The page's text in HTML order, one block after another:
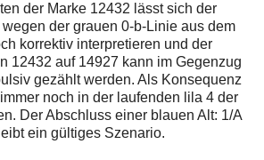
der Marke 12432 lässt sich der
der grauen 0-b-Linie aus dem
korrektiv interpretieren und der
12432 auf 14927 kann im Gegenzug
gezählt werden. Als Konsequenz
noch in der laufenden lila 4 der
Der Abschluss einer blauen Alt: 1/A
ein gültiges Szenario.